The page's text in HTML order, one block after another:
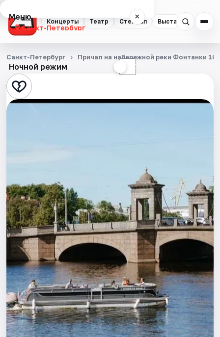
Концерты Театр Стендап Выставки
Меню ×
Санкт-Петербург
Концерты
Театр
Стендап
Спорт
События
Города
Площадки
Артисты
Рейтинги
Ночной режим ☾
Санкт-Петербург Причал на набережной реки Фонтанки